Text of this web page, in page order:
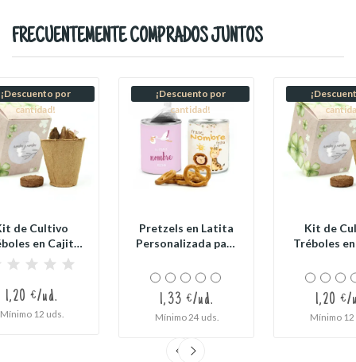
FRECUENTEMENTE COMPRADOS JUNTOS
¡Descuento por
cantidad!
de Cultivo
en Cajita
y...
1,20 €/ud.
Mínimo 12 uds.
¡Descuento por
cantidad!
Pretzels en Latita
Personalizada para
1,33 €/ud.
Mínimo 24 uds.
Kit de
Tréboles
1,20 €/
Mínimo 12